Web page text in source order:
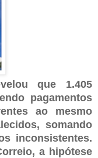
que 1.405
pagamentos
ao mesmo
somando
inconsistentes.
a hipótese